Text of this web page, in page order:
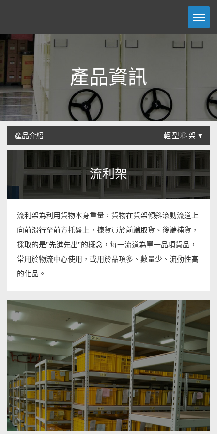
產品資訊
產品介紹 輕型料架▼
流利架
流利架為利用貨物本身重量，貨物在貨架傾斜滾動流道上
向前滑行至前方托盤上，揀貨員於前端取貨、後端補貨，
採取的是"先進先出"的概念，每一流道為單一品項貨品，
常用於物流中心使用，或用於品項多、數量少、流動性高
的化品。